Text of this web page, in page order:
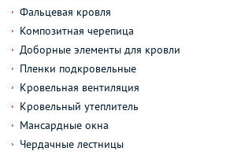
Фальцевая кровля
Композитная черепица
Доборные элементы для кровли
Пленки подкровельные
Кровельная вентиляция
Кровельный утеплитель
Мансардные окна
Чердачные лестницы